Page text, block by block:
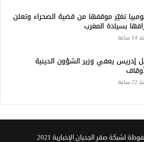
تغيّر موقفها من قضية الصحراء وتعلن
بسيادة المغرب
ساعة
إدريس يعفي وزير الشؤون الدينية
ساعة
لشبكة صقر الجديان الإخبارية 2021